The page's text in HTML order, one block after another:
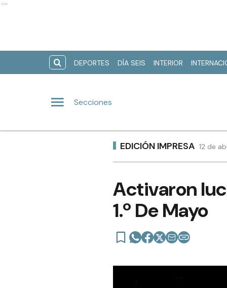
Ads
DEPORTES DÍA SEIS INTERIOR
Secciones
EDICIÓN IMPRESA 12 de
Activaron
1.º De Mayo